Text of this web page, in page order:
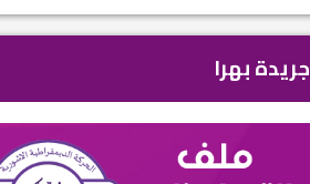
جريدة بهرا